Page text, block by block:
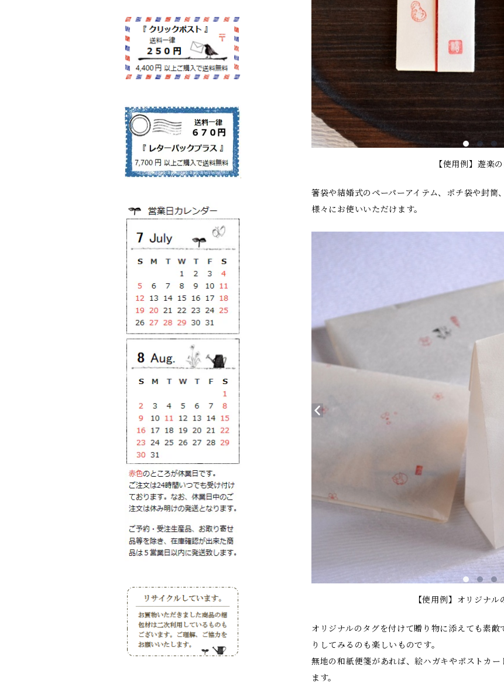
【使用例】遊楽
箸袋や結婚式のペーパーアイテム、ポチ袋や封筒
様々にお使いいただけます。
【使用例】オリジナ
オリジナルのタグを付けて贈り物に添えても素
りしてみるのも楽しいものです。
無地の和紙便箋があれば、絵ハガキやポストカ
ます。